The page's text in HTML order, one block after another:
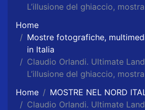
L’illusione del ghiaccio,
Home
Mostre fotografiche,
in Italia
Claudio Orlandi. Ultimate
L’illusione del ghiaccio,
Home
MOSTRE NEL NORD
Claudio Orlandi. Ultimate